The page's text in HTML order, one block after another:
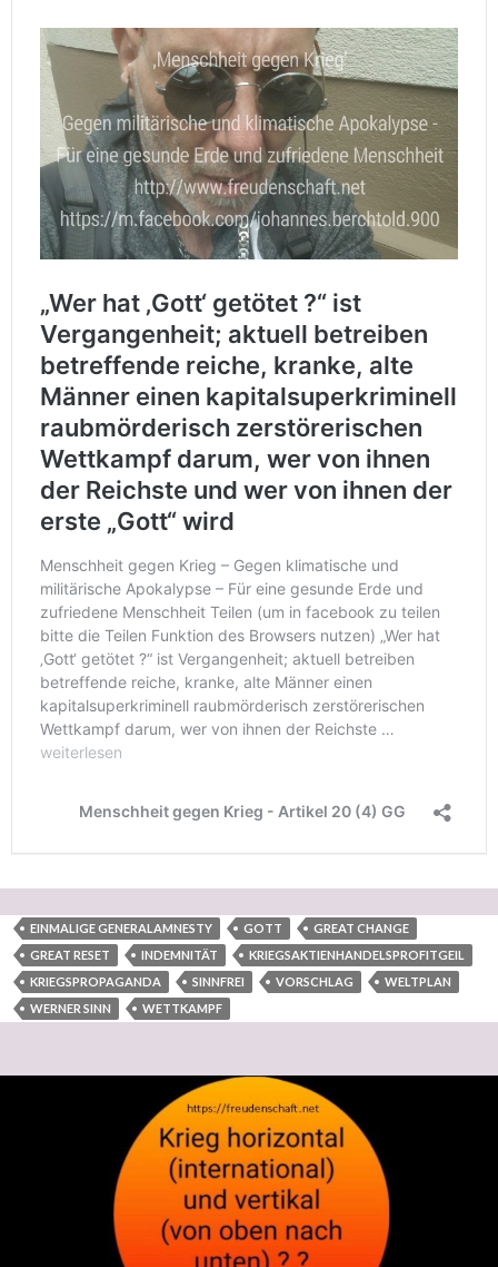
EINMALIGE GENERALAMNESTY GOTT
GREAT CHANGE
GREAT RESET
INDEMNITÄT
KRIEGSAKTIENHANDELSPROFITGEIL
KRIEGSPROPAGANDA
SINNFREI VORSCHLAG
WELTPLAN
WERNER SINN
WETTKAMPF